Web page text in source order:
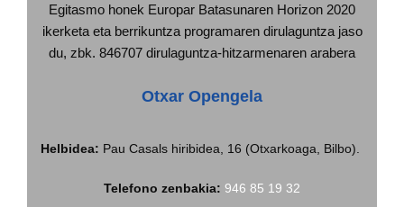
Egitasmo honek Europar Batasunaren Horizon 2020
ikerketa eta berrikuntza programaren dirulaguntza jaso
du, zbk. 846707 dirulaguntza-hitzarmenaren arabera
Otxar Opengela
Helbidea: Pau Casals hiribidea, 16 (Otxarkoaga, Bilbo).
Telefono zenbakia: 946 85 19 32